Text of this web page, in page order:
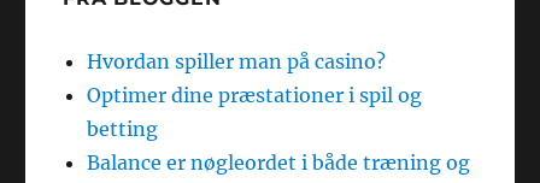
Hvordan spiller man på casino?
Optimer dine præstationer i spil og
betting
Balance er nøgleordet i både træning og